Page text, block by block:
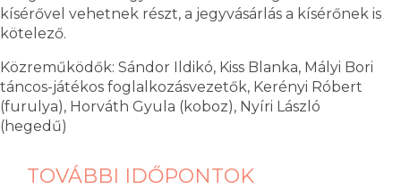
kísérővel vehetnek részt, a jegyvásárlás a kísérőnek is
kötelező.
Közreműködők: Sándor Ildikó, Kiss Blanka, Mályi Bori
táncos-játékos foglalkozásvezetők, Kerényi Róbert
(furulya), Horváth Gyula (koboz), Nyíri László
(hegedű)
TOVÁBBI IDŐPONTOK